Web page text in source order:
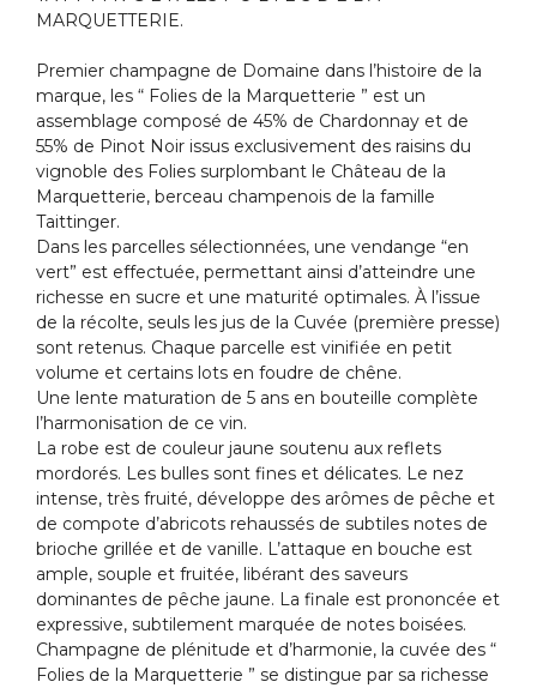
MARQUETTERIE.
Premier champagne de Domaine dans l’histoire de la
marque, les “ Folies de la Marquetterie ” est un
assemblage composé de 45% de Chardonnay et de
55% de Pinot Noir issus exclusivement des raisins du
vignoble des Folies surplombant le Château de la
Marquetterie, berceau champenois de la famille
Taittinger.
Dans les parcelles sélectionnées, une vendange “en
vert” est effectuée, permettant ainsi d’atteindre une
richesse en sucre et une maturité optimales. À l’issue
de la récolte, seuls les jus de la Cuvée (première presse)
sont retenus. Chaque parcelle est vinifiée en petit
volume et certains lots en foudre de chêne.
Une lente maturation de 5 ans en bouteille complète
l’harmonisation de ce vin.
La robe est de couleur jaune soutenu aux reflets
mordorés. Les bulles sont fines et délicates. Le nez
intense, très fruité, développe des arômes de pêche et
de compote d’abricots rehaussés de subtiles notes de
brioche grillée et de vanille. L’attaque en bouche est
ample, souple et fruitée, libérant des saveurs
dominantes de pêche jaune. La finale est prononcée et
expressive, subtilement marquée de notes boisées.
Champagne de plénitude et d’harmonie, la cuvée des “
Folies de la Marquetterie ” se distingue par sa richesse